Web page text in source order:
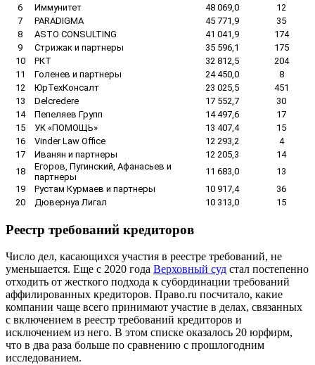
6
Иммунитет 48 069,0
12
7
PARADIGMA 45 771,9
35
8
ASTO CONSULTING 41 041,9
174
9
Стрижак и партнеры 35 596,1
175
10
РКТ 32 812,5
204
11
Голенев и партнеры 24 450,0
8
12
ЮрТехКонсалт 23 025,5
451
13
Delcredere 17 552,7
30
14
Пепеляев Групп 14 497,6
17
15
УК «ПОМОЩЬ» 13 407,4
15
16
Vinder Law Office 12 293,2
4
17
Иванян и партнеры 12 205,3
14
18
Егоров, Пугинский, Афанасьев и
партнеры
11 683,0
13
19
Рустам Курмаев и партнеры 10 917,4
36
20
Дювернуа Лигал 10 313,0 15
Реестр требований кредиторов
Число дел, касающихся участия в реестре требований, не
уменьшается. Еще с 2020 года Верховный суд стал постепенно
отходить от жесткого подхода к субординации требований
аффилированных кредиторов. Право.ru посчитало, какие
компании чаще всего принимают участие в делах, связанных
с включением в реестр требований кредиторов и
исключением из него. В этом списке оказалось 20 юрфирм,
что в два раза больше по сравнению с прошлогодним
исследованием.